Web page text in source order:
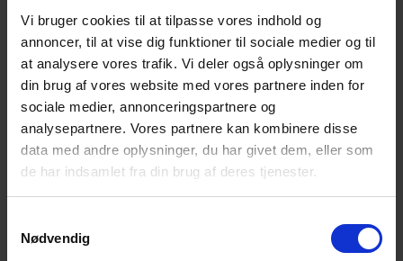
Vi bruger cookies til at tilpasse vores indhold og
annoncer, til at vise dig funktioner til sociale medier og til
at analysere vores trafik. Vi deler også oplysninger om
din brug af vores website med vores partnere inden for
sociale medier, annonceringspartnere og
analysepartnere. Vores partnere kan kombinere disse
data med andre oplysninger, du har givet dem, eller som
de har indsamlet fra din brug af deres tjenester.
Nødvendig
🌞 Stor åben terrasse, carport & masser af rum til
afslapning
Udenfor finder I en skøn, åben terrasse, hvor I kan spise
morgenmad i solen, grille eller bare nyde roen.
Bilen står godt og beskyttet i carporten – en klar fordel i
🐾 Ferie med hund – nemt og bekvemt
To hunde er meget velkomne. Området byder på fantastiske
gåture gennem klitter, hede og skov, hundevenlige strande og
afslappet ferie med hund.